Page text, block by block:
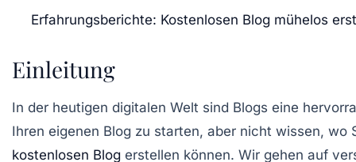
Erfahrungsberichte: Kostenlosen Blog mühelos
Einleitung
In der heutigen digitalen Welt sind Blogs eine
Ihren eigenen Blog zu starten, aber nicht wissen,
kostenlosen Blog erstellen können. Wir gehen auf